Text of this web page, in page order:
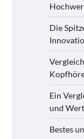
Die
Ein
und Wert
Bestes